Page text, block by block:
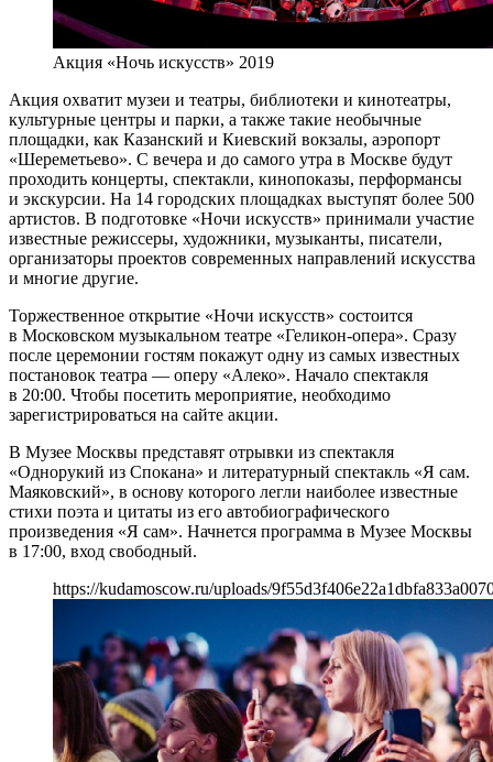
Акция «Ночь искусств» 2019
Акция охватит музеи и театры, библиотеки и кинотеатры,
культурные центры и парки, а также такие необычные
площадки, как Казанский и Киевский вокзалы, аэропорт
«Шереметьево». С вечера и до самого утра в Москве будут
проходить концерты, спектакли, кинопоказы, перформансы
и экскурсии. На 14 городских площадках выступят более 500
артистов. В подготовке «Ночи искусств» принимали участие
известные режиссеры, художники, музыканты, писатели,
организаторы проектов современных направлений искусства
и многие другие.
Торжественное открытие «Ночи искусств» состоится
в Московском музыкальном театре «Геликон-опера». Сразу
после церемонии гостям покажут одну из самых известных
постановок театра — оперу «Алеко». Начало спектакля
в 20:00. Чтобы посетить мероприятие, необходимо
зарегистрироваться на сайте акции.
В Музее Москвы представят отрывки из спектакля
«Однорукий из Спокана» и литературный спектакль «Я сам.
Маяковский», в основу которого легли наиболее известные
стихи поэта и цитаты из его автобиографического
произведения «Я сам». Начнется программа в Музее Москвы
в 17:00, вход свободный.
https://kudamoscow.ru/uploads/